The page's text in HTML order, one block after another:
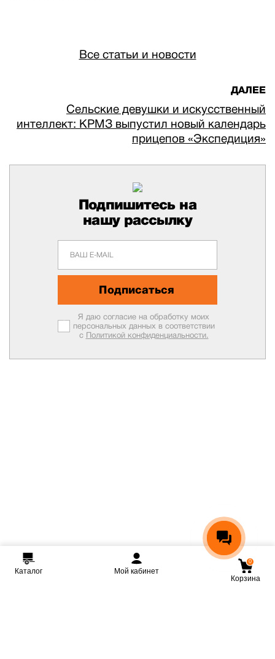
Все статьи и новости
ДАЛЕЕ
Сельские девушки и искусственный
интеллект: КРМЗ выпустил новый календарь
прицепов «Экспедиция»
Подпишитесь на
нашу рассылку
Подписаться
Я даю согласие на обработку моих
персональных данных в соответствии
с Политикой конфиденциальности.
Каталог Мой кабинет
0
Корзина